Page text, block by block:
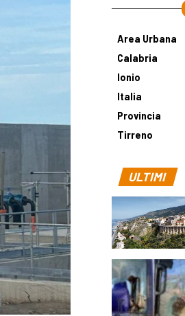
Area Urbana
Calabria
Ionio
Italia
Provincia
Tirreno
ULTIMI